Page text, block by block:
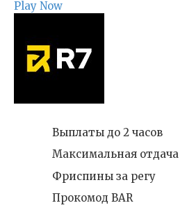
Play Now
Выплаты до 2 часов
Максимальная отдача
Фриспины за регу
Прокомод BAR